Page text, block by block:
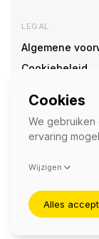
LEGAL
Algemene
Cookiebeleid
SOCIAL
Deze site wordt